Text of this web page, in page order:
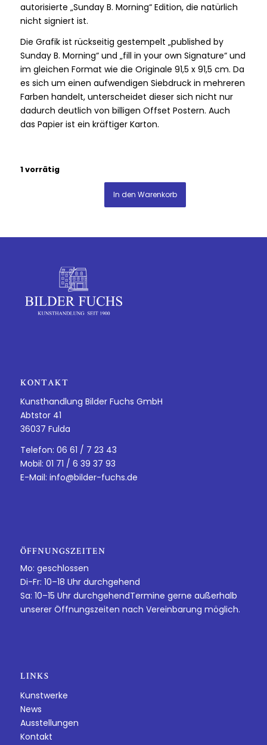
autorisierte „Sunday B. Morning“ Edition, die natürlich
nicht signiert ist.
Die Grafik ist rückseitig gestempelt „published by
Sunday B. Morning“ und „fill in your own Signature“ und
im gleichen Format wie die Originale 91,5 x 91,5 cm. Da
es sich um einen aufwendigen Siebdruck in mehreren
Farben handelt, unterscheidet dieser sich nicht nur
dadurch deutlich von billigen Offset Postern. Auch
das Papier ist ein kräftiger Karton.
1 vorrätig
In den Warenkorb
KONTAKT
Kunsthandlung Bilder Fuchs GmbH
Abtstor 41
36037 Fulda
Telefon: 06 61 / 7 23 43
Mobil: 01 71 / 6 39 37 93
E-Mail: info@bilder-fuchs.de
ÖFFNUNGSZEITEN
Mo: geschlossen
Di-Fr: 10–18 Uhr durchgehend
Sa: 10–15 Uhr durchgehendTermine gerne außerhalb
unserer Öffnungszeiten nach Vereinbarung möglich.
LINKS
Kunstwerke
News
Ausstellungen
Kontakt